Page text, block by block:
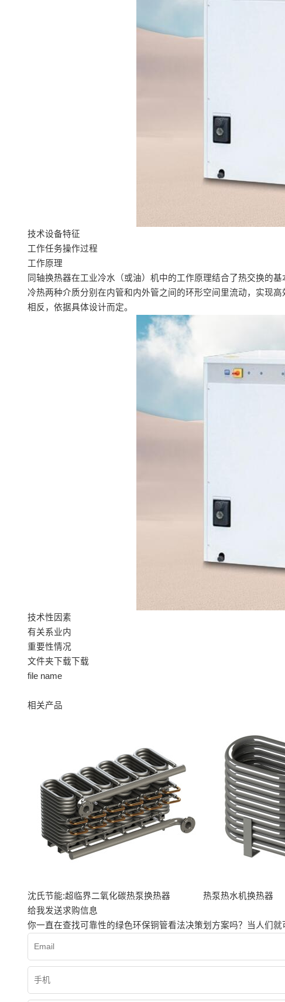
技术设备特征
工作任务操作过程
工作原理
同轴换热器在工业冷水（或油）机中的工作原理结合了热交换的
冷热两种介质分别在内管和内外管之间的环形空间里流动，实现
相反，依据具体设计而定。
技术性因素
有关系业内
重要性情况
文件夹下载下载
file name
相关产品
沈氏节能:超临界二氧化碳热泵换热器 热泵热水机换热器
给我发送求购信息
你一直在查找可靠性的绿色环保铜管看法决策划方案吗？当人们